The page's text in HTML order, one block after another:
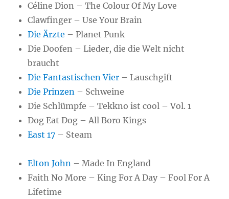
Céline Dion – The Colour Of My Love
Clawfinger – Use Your Brain
Die Ärzte – Planet Punk
Die Doofen – Lieder, die die Welt nicht
braucht
Die Fantastischen Vier – Lauschgift
Die Prinzen – Schweine
Die Schlümpfe – Tekkno ist cool – Vol. 1
Dog Eat Dog – All Boro Kings
East 17 – Steam
Elton John – Made In England
Faith No More – King For A Day – Fool For A
Lifetime